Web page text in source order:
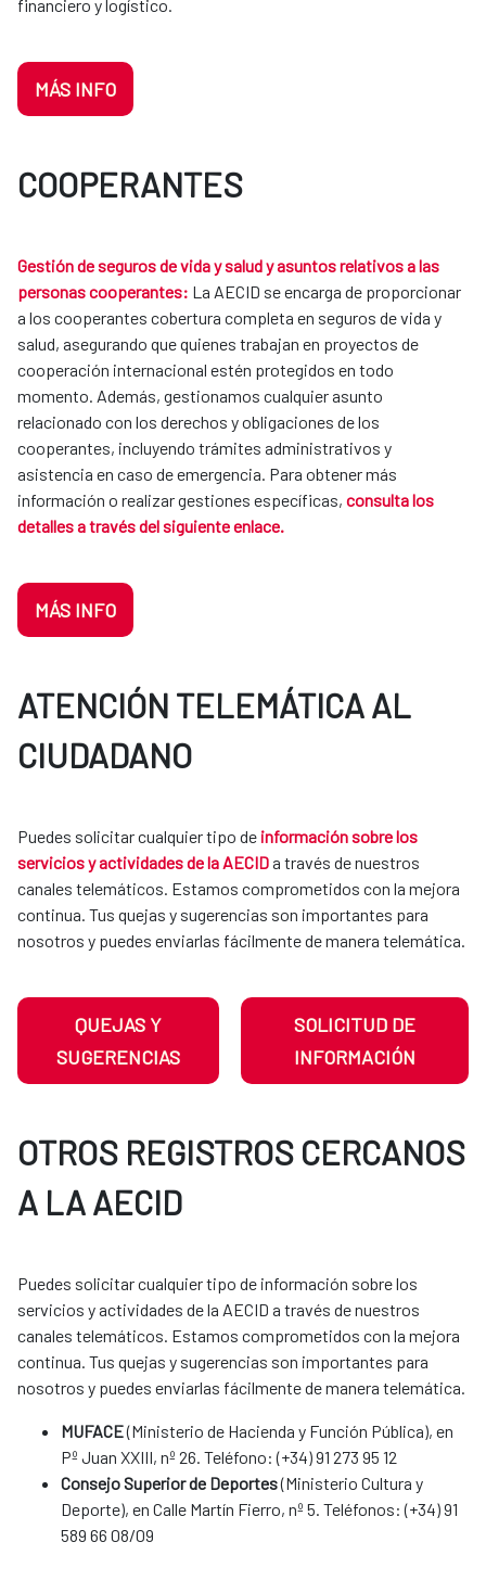
financiero y logístico.
MÁS INFO
COOPERANTES
Gestión de seguros de vida y salud y asuntos relativos a las
personas cooperantes: La AECID se encarga de proporcionar
a los cooperantes cobertura completa en seguros de vida y
salud, asegurando que quienes trabajan en proyectos de
cooperación internacional estén protegidos en todo
momento. Además, gestionamos cualquier asunto
relacionado con los derechos y obligaciones de los
cooperantes, incluyendo trámites administrativos y
asistencia en caso de emergencia. Para obtener más
información o realizar gestiones específicas, consulta los
detalles a través del siguiente enlace.
MÁS INFO
ATENCIÓN TELEMÁTICA AL
CIUDADANO
Puedes solicitar cualquier tipo de información sobre los
servicios y actividades de la AECIDa través de nuestros
canales telemáticos. Estamos comprometidos con la mejora
continua. Tus quejas y sugerencias son importantes para
nosotros y puedes enviarlas fácilmente de manera telemática.
QUEJAS Y
SUGERENCIAS
SOLICITUD DE
INFORMACIÓN
OTROS REGISTROS CERCANOS
A LA AECID
Puedes solicitar cualquier tipo de información sobre los
servicios y actividades de la AECID a través de nuestros
canales telemáticos. Estamos comprometidos con la mejora
continua. Tus quejas y sugerencias son importantes para
nosotros y puedes enviarlas fácilmente de manera telemática.​​​​​​​​​​​​
MUFACE(Ministerio de Hacienda y Función Pública), en
Pº Juan XXIII, nº 26. Teléfono: (+34) 91 273 95 12
Consejo Superior de Deportes(Ministerio Cultura y
Deporte), en Calle Martín Fierro, nº 5. Teléfonos: (+34) 91
589 66 08/09